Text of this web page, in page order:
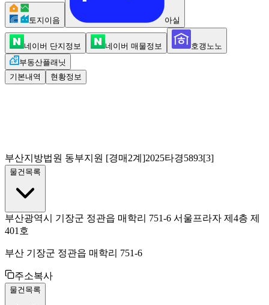
토지이음 아실
네이버 단지정보 네이버 매물정보
호갱노노
부동산플래닛
기본내역
현황정보
부산지방법원 동부지원 [경매2계]2025타경5893[3]
물건목록
부산광역시 기장군 정관읍 매학리 751-6 서울프라자 제4층 제
401호
부산 기장군 정관읍 매학리 751-6
주소복사
물건목록